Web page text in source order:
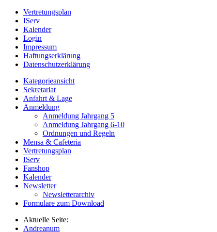
Vertretungsplan
IServ
Kalender
Login
Impressum
Haftungserklärung
Datenschutzerklärung
Kategorieansicht
Sekretariat
Anfahrt & Lage
Anmeldung
Anmeldung Jahrgang 5
Anmeldung Jahrgang 6-10
Ordnungen und Regeln
Mensa & Cafeteria
Vertretungsplan
IServ
Fanshop
Kalender
Newsletter
Newsletterarchiv
Formulare zum Download
Aktuelle Seite:
Andreanum